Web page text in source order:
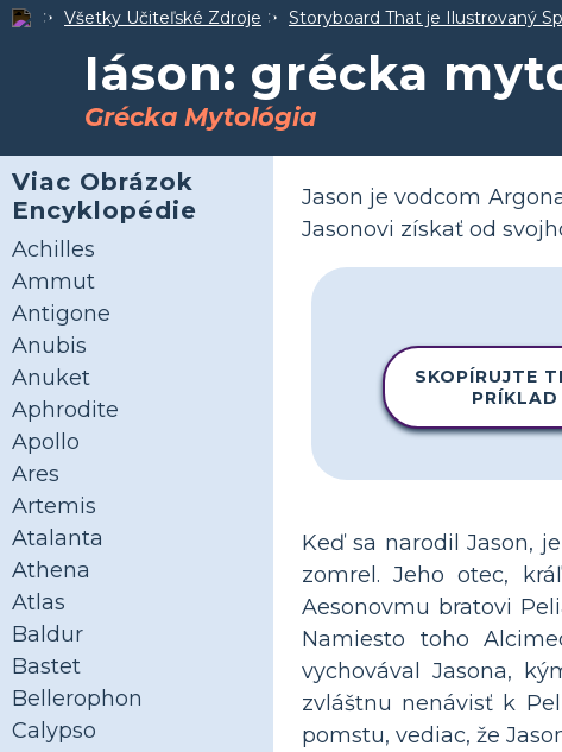
Všetky Učiteľské Zdroje Storyboard That je Ilustrovaný
Iáson: grécka
Grécka Mytológia
Viac Obrázok
Encyklopédie
Achilles
Ammut
Antigone
Anubis
Anuket
Aphrodite
Apollo
Ares
Artemis
Atalanta
Athena
Atlas
Baldur
Bastet
Bellerophon
Calypso
Jason je vodcom
Jasonovi získať od
SKOPÍRUJTE
PRÍKLAD
Keď sa narodil Jason,
zomrel. Jeho otec,
Aesonovmu bratovi
Namiesto toho
vychovával Jasona,
zvláštnu nenávisť k
pomstu, vediac, že